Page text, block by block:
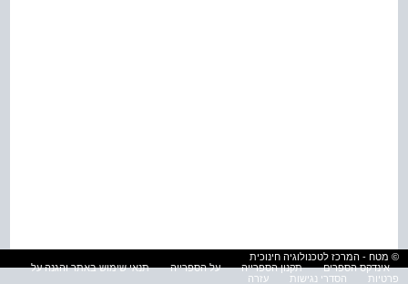
© מטח - המרכז לטכנולוגיה חינוכית
אינדקס הספרים
תקנון הספרייה על הספרייה
תנאי שימוש באתר והגנה על
פרטיות
הסדרי נגישות עזרה